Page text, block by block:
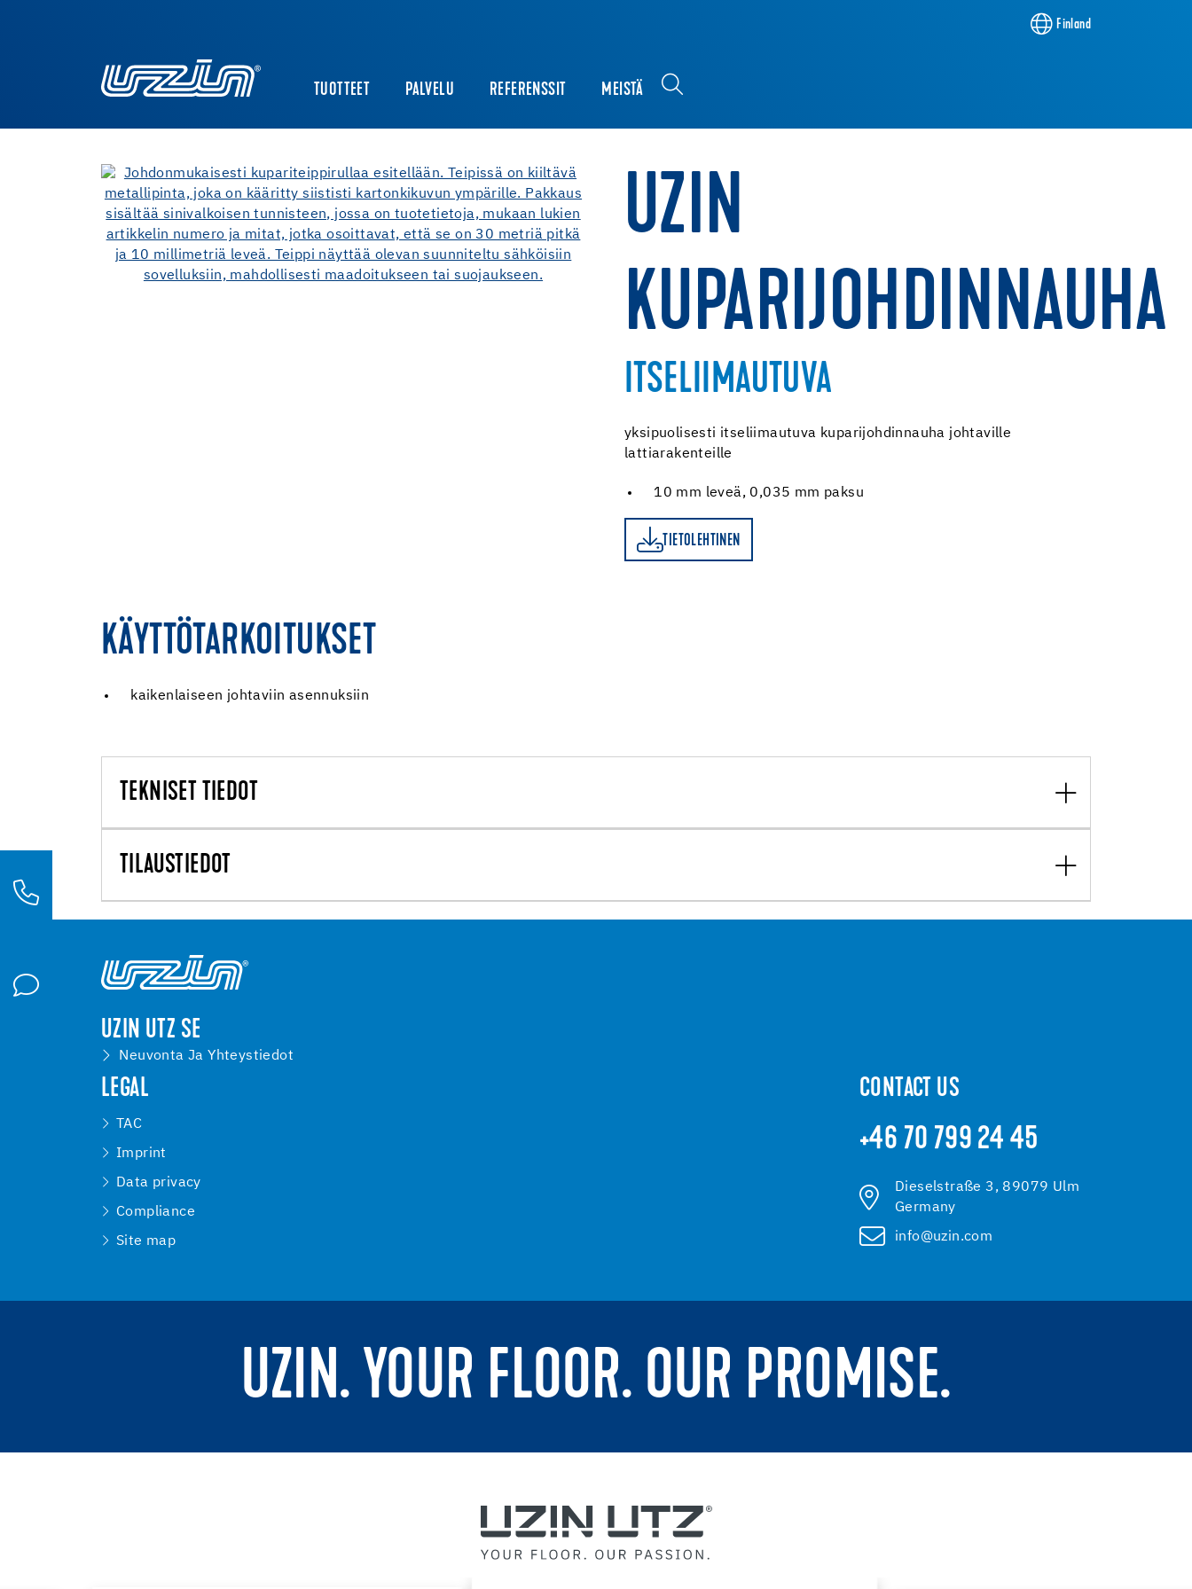
Finland
TUOTTEET PALVELU REFERENSSIT MEISTÄ
UZIN
KUPARIJOHDINNAUHA
ITSELIIMAUTUVA
yksipuolisesti itseliimautuva kuparijohdinnauha johtaville
lattiarakenteille
10 mm leveä, 0,035 mm paksu
TIETOLEHTINEN
KÄYTTÖTARKOITUKSET
kaikenlaiseen johtaviin asennuksiin
TEKNISET TIEDOT
TILAUSTIEDOT
UZIN UTZ SE
Neuvonta Ja Yhteystiedot
LEGAL
TAC
Imprint
Data privacy
Compliance
Site map
CONTACT US
+46 70 799 24 45
Dieselstraße 3, 89079 Ulm
Germany
info@uzin.com
UZIN. YOUR FLOOR. OUR PROMISE.